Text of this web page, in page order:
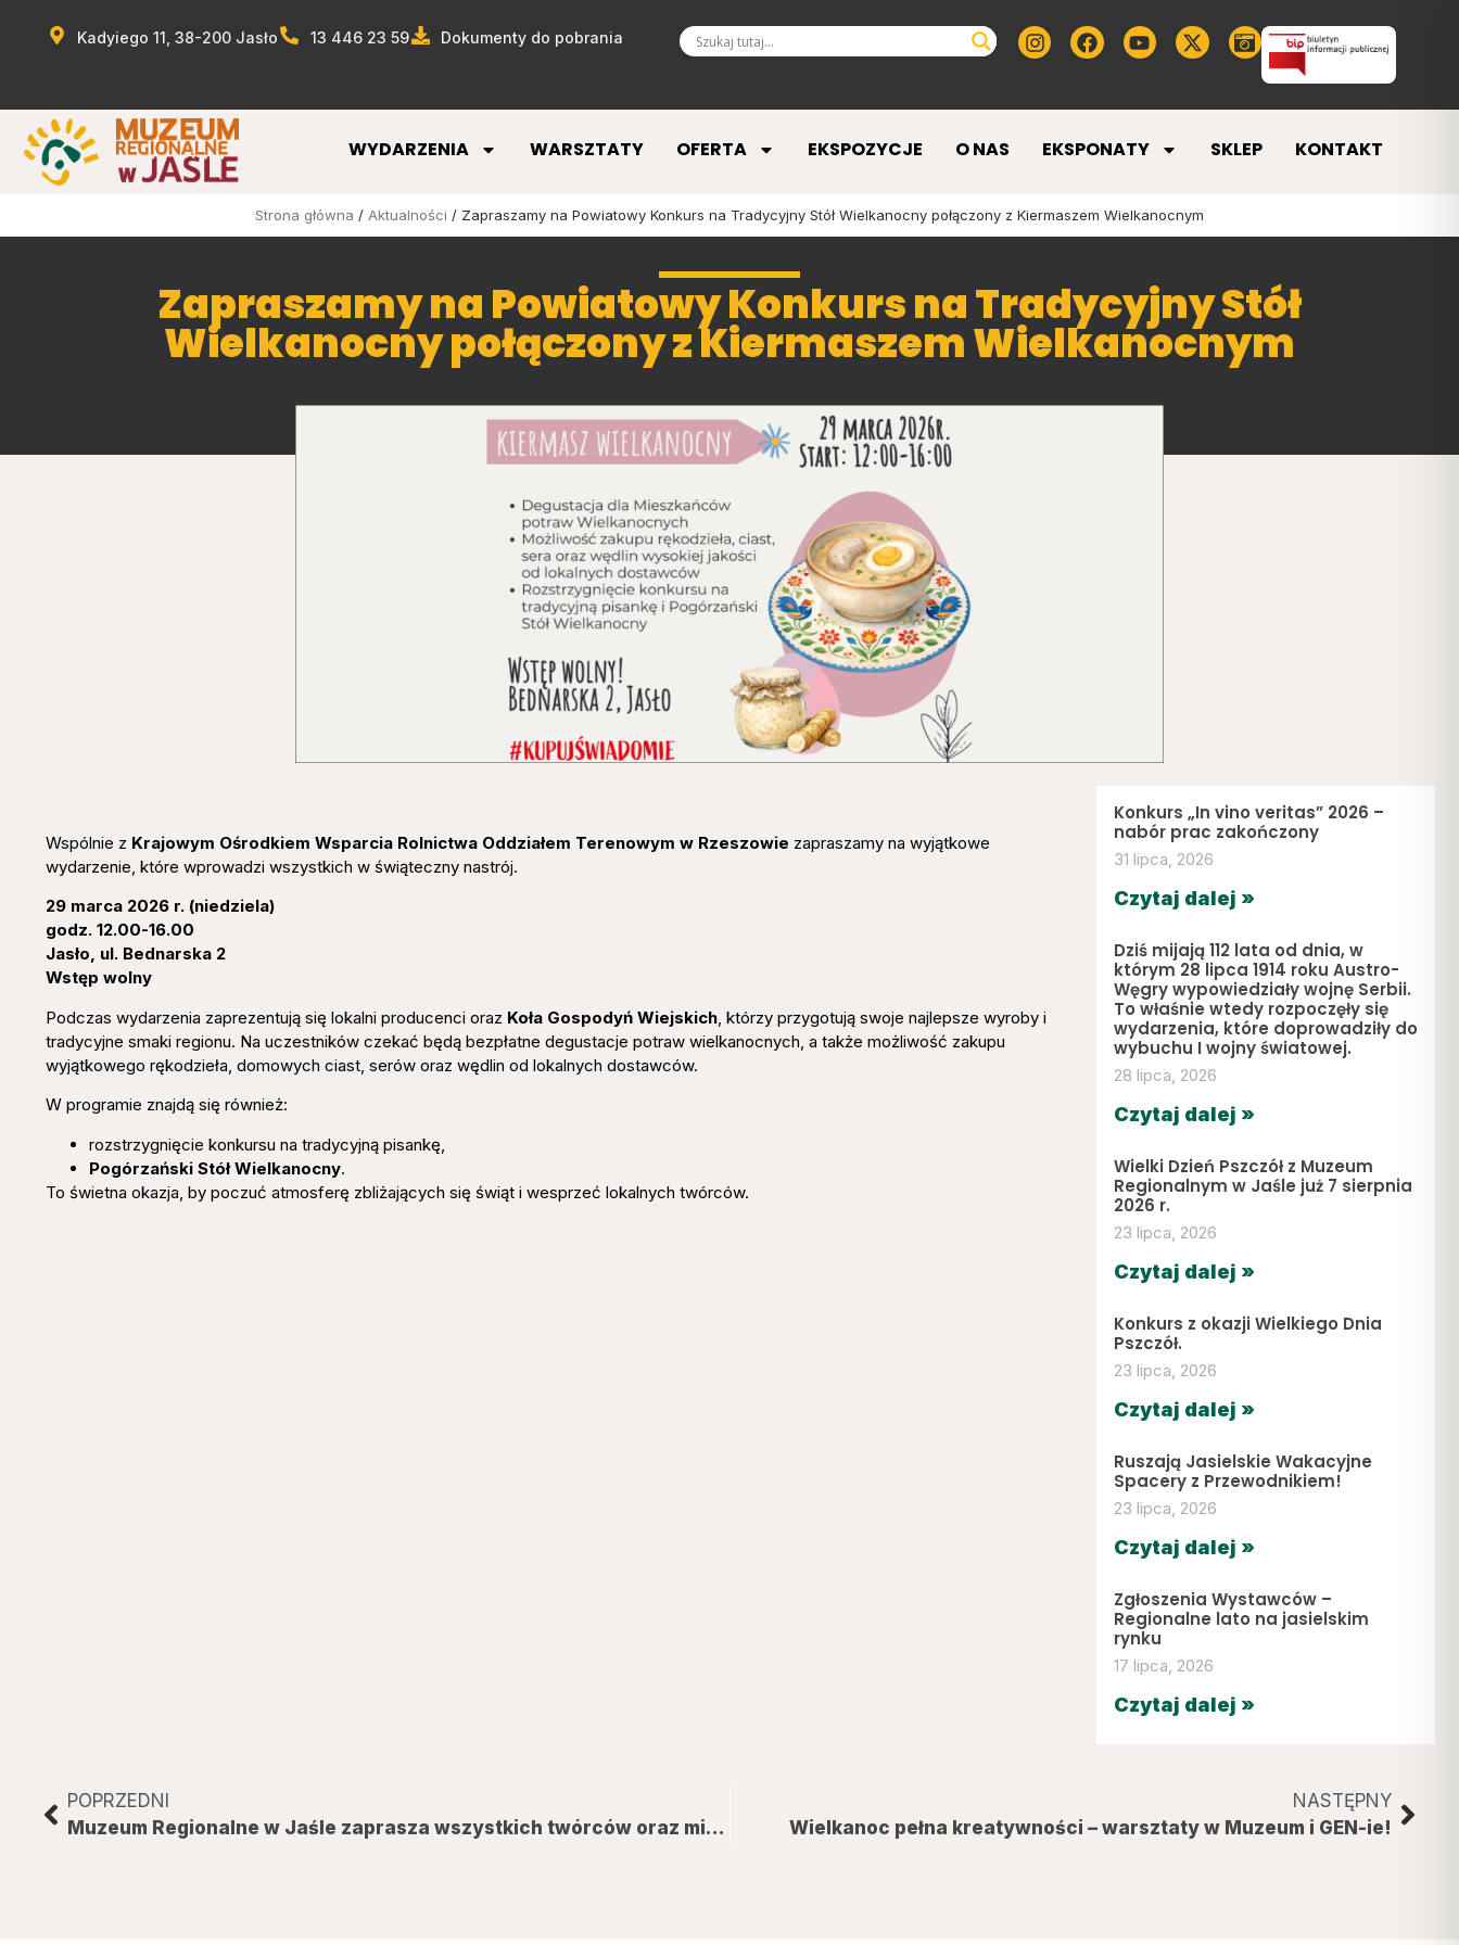
Kadyiego 11, 38-200 Jasło 13 446 23 59 Dokumenty do pobrania
WYDARZENIA WARSZTATY OFERTA EKSPOZYCJE O NAS EKSPONATY SKLEP KONTAKT
Strona główna / Aktualności / Zapraszamy na Powiatowy Konkurs na Tradycyjny Stół Wielkanocny połączony z Kiermaszem Wielkanocnym
Zapraszamy na Powiatowy Konkurs na Tradycyjny Stół
Wielkanocny połączony z Kiermaszem Wielkanocnym
Wspólnie z Krajowym Ośrodkiem Wsparcia Rolnictwa Oddziałem Terenowym w Rzeszowie zapraszamy na wyjątkowe
wydarzenie, które wprowadzi wszystkich w świąteczny nastrój.
29 marca 2026 r. (niedziela)
godz. 12.00-16.00
Jasło, ul. Bednarska 2
Wstęp wolny
Podczas wydarzenia zaprezentują się lokalni producenci oraz Koła Gospodyń Wiejskich, którzy przygotują swoje najlepsze wyroby i
tradycyjne smaki regionu. Na uczestników czekać będą bezpłatne degustacje potraw wielkanocnych, a także możliwość zakupu
wyjątkowego rękodzieła, domowych ciast, serów oraz wędlin od lokalnych dostawców.
W programie znajdą się również:
rozstrzygnięcie konkursu na tradycyjną pisankę,
Pogórzański Stół Wielkanocny.
To świetna okazja, by poczuć atmosferę zbliżających się świąt i wesprzeć lokalnych twórców.
Konkurs „In vino veritas” 2026 –
nabór prac zakończony
31 lipca, 2026
Czytaj dalej »
Dziś mijają 112 lata od dnia, w
którym 28 lipca 1914 roku Austro-
Węgry wypowiedziały wojnę Serbii.
To właśnie wtedy rozpoczęły się
wydarzenia, które doprowadziły do
wybuchu I wojny światowej.
28 lipca, 2026
Czytaj dalej »
Wielki Dzień Pszczół z Muzeum
Regionalnym w Jaśle już 7 sierpnia
2026 r.
23 lipca, 2026
Czytaj dalej »
Konkurs z okazji Wielkiego Dnia
Pszczół.
23 lipca, 2026
Czytaj dalej »
Ruszają Jasielskie Wakacyjne
Spacery z Przewodnikiem!
23 lipca, 2026
Czytaj dalej »
Zgłoszenia Wystawców –
Regionalne lato na jasielskim
rynku
17 lipca, 2026
Czytaj dalej »
POPRZEDNI
Muzeum Regionalne w Jaśle zaprasza wszystkich twórców oraz miłośników rękodzieła do udziału w wyjątkowym konkursie „Wielkanocna Pisanka”.
NASTĘPNY
Wielkanoc pełna kreatywności – warsztaty w Muzeum i GEN-ie!